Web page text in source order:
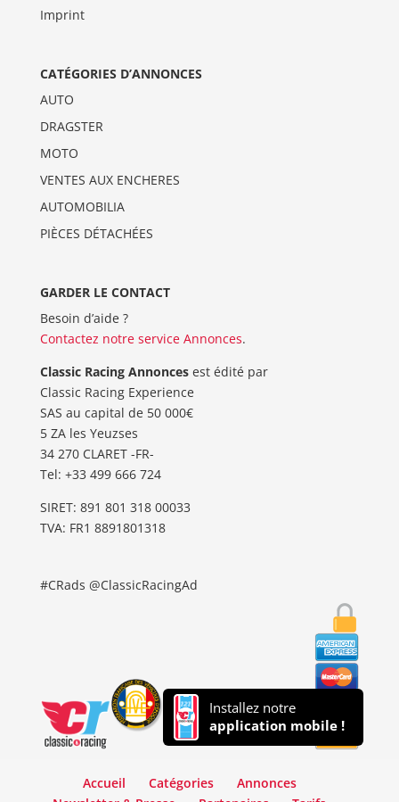
Imprint
CATÉGORIES D’ANNONCES
AUTO
DRAGSTER
MOTO
VENTES AUX ENCHERES
AUTOMOBILIA
PIÈCES DÉTACHÉES
GARDER LE CONTACT
Besoin d’aide ?
Contactez notre service Annonces.
Classic Racing Annoncesest édité par
Classic Racing Experience
SAS au capital de 50 000€
5 ZA les Yeuzses
34 270 CLARET -FR-
Tel: ‭+33 499 666 724‬
SIRET: 891 801 318 00033
TVA: FR1 8891801318
#CRads @ClassicRacingAd
Installez notre
application mobile !
Accueil Catégories
Annonces